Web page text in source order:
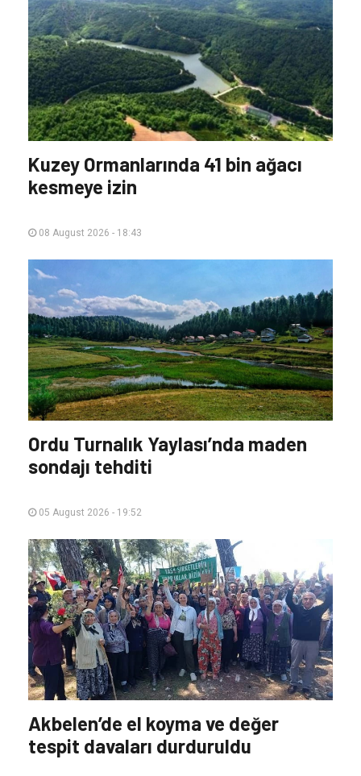
Kuzey Ormanlarında 41 bin ağacı
kesmeye izin
08 August 2026 - 18:43
Ordu Turnalık Yaylası’nda maden
sondajı tehditi
05 August 2026 - 19:52
Akbelen’de el koyma ve değer
tespit davaları durduruldu